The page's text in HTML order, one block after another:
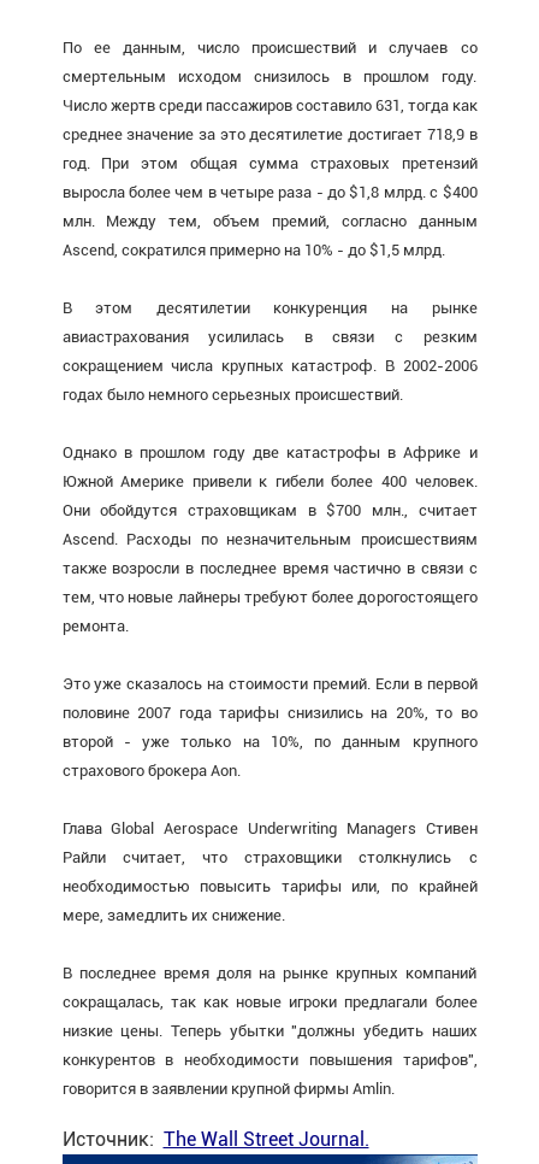
По ее данным, число происшествий и случаев со
смертельным исходом снизилось в прошлом году.
Число жертв среди пассажиров составило 631, тогда как
среднее значение за это десятилетие достигает 718,9 в
год. При этом общая сумма страховых претензий
выросла более чем в четыре раза - до $1,8 млрд. с $400
млн. Между тем, объем премий, согласно данным
Ascend, сократился примерно на 10% - до $1,5 млрд.
В этом десятилетии конкуренция на рынке
авиастрахования усилилась в связи с резким
сокращением числа крупных катастроф. В 2002-2006
годах было немного серьезных происшествий.
Однако в прошлом году две катастрофы в Африке и
Южной Америке привели к гибели более 400 человек.
Они обойдутся страховщикам в $700 млн., считает
Ascend. Расходы по незначительным происшествиям
также возросли в последнее время частично в связи с
тем, что новые лайнеры требуют более дорогостоящего
ремонта.
Это уже сказалось на стоимости премий. Если в первой
половине 2007 года тарифы снизились на 20%, то во
второй - уже только на 10%, по данным крупного
страхового брокера Aon.
Глава Global Aerospace Underwriting Managers Стивен
Райли считает, что страховщики столкнулись с
необходимостью повысить тарифы или, по крайней
мере, замедлить их снижение.
В последнее время доля на рынке крупных компаний
сокращалась, так как новые игроки предлагали более
низкие цены. Теперь убытки "должны убедить наших
конкурентов в необходимости повышения тарифов",
говорится в заявлении крупной фирмы Amlin.
Источник: The Wall Street Journal.